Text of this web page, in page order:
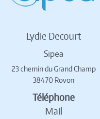
Lydie Decourt
Sipea
23 chemin du Grand Champ
38470 Rovon
Téléphone
Mail